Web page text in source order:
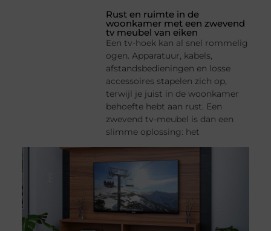
Rust en ruimte in de
woonkamer met een zwevend
tv meubel van eiken
Een tv-hoek kan al snel rommelig
ogen. Apparatuur, kabels,
afstandsbedieningen en losse
accessoires stapelen zich op,
terwijl je juist in de woonkamer
behoefte hebt aan rust. Een
zwevend tv-meubel is dan een
slimme oplossing: het